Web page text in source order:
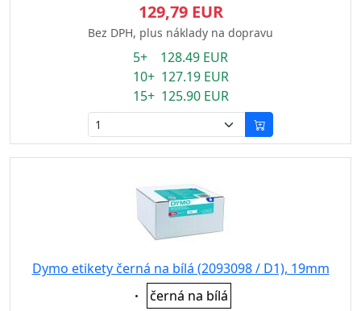
129,79 EUR
Bez DPH, plus náklady na dopravu
5+ 128.49 EUR
10+ 127.19 EUR
15+ 125.90 EUR
Dymo etikety černá na bílá (2093098 / D1), 19mm
Eigenschaft:
černá na bílá